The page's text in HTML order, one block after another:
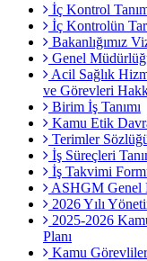
İç Kontrol
İç Kontrolün
Bakanlığımız
Genel
Acil Sağlık
ve Görevleri
Birim İş Tanımı
Kamu Etik
Terimler
İş Süreçleri
İş Takvimi
ASHGM Genel
2026 Yılı
2025-2026
Planı
Kamu